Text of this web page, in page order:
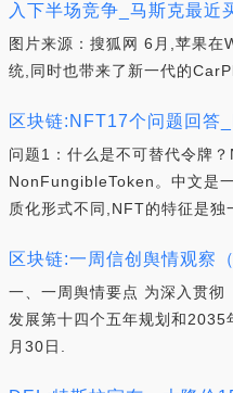
入下半场竞争_马斯克最近
图片来源：搜狐网 6月,苹果在
统,同时也带来了新一代的
区块链:NFT17个问题回答
问题1：什么是不可替代令牌
NonFungibleToken。中文是
质化形式不同,NFT的特征是独
区块链:一周信创舆情观察
一、一周舆情要点 为深入贯彻
发展第十四个五年规划和2035
月30日.